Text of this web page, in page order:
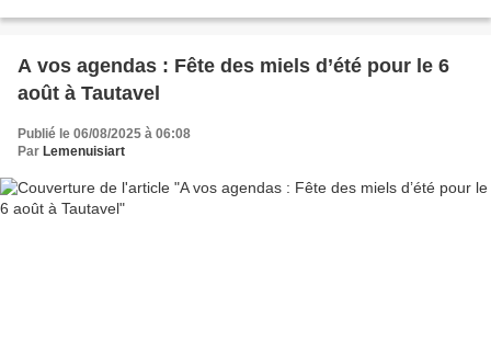
A vos agendas : Fête des miels d’été pour le 6
août à Tautavel
Publié le 06/08/2025 à 06:08
Par Lemenuisiart